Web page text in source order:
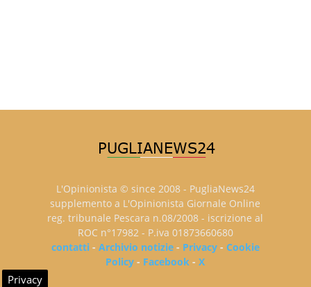
L'Opinionista © since 2008 - PugliaNews24
supplemento a L'Opinionista Giornale Online
reg. tribunale Pescara n.08/2008 - iscrizione al
ROC n°17982 - P.iva 01873660680
contatti- Archivio notizie- Privacy- Cookie
Policy - Facebook -X
Privacy